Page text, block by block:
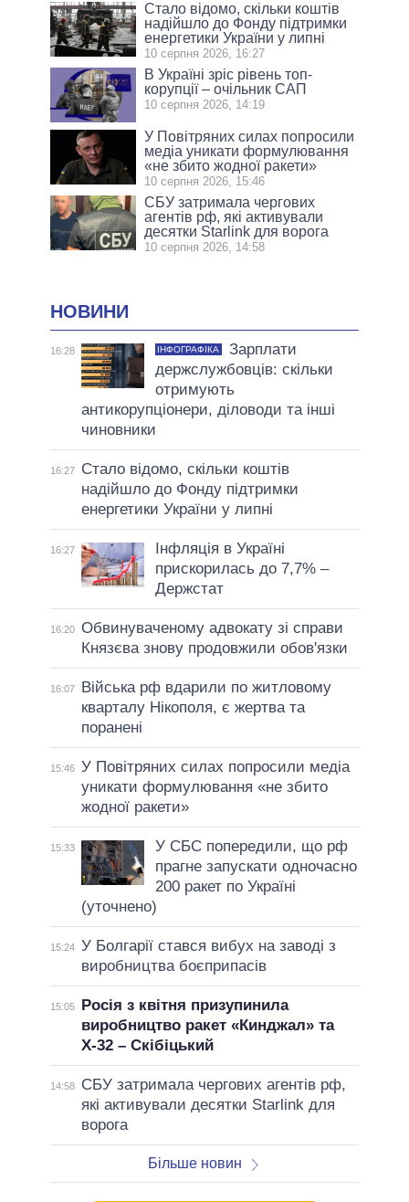
Стало відомо, скільки коштів
надійшло до Фонду підтримки
енергетики України у липні
10 серпня 2026, 16:27
В Україні зріс рівень топ-
корупції – очільник САП
10 серпня 2026, 14:19
У Повітряних силах попросили
медіа уникати формулювання
«не збито жодної ракети»
10 серпня 2026, 15:46
СБУ затримала чергових
агентів рф, які активували
десятки Starlink для ворога
10 серпня 2026, 14:58
НОВИНИ
16:28 ІНФОГРАФІКА
Зарплати
держслужбовців: скільки
отримують
антикорупціонери, діловоди та інші
чиновники
16:27
Стало відомо, скільки коштів
надійшло до Фонду підтримки
енергетики України у липні
16:27
Інфляція в Україні
прискорилась до 7,7% –
Держстат
16:20 Обвинуваченому адвокату зі справи
Князєва знову продовжили обов'язки
16:07
Війська рф вдарили по житловому
кварталу Нікополя, є жертва та
поранені
15:46 У Повітряних силах попросили медіа
уникати формулювання «не збито
жодної ракети»
15:33
У СБС попередили, що рф
прагне запускати одночасно
200 ракет по Україні
(уточнено)
15:24 У Болгарії стався вибух на заводі з
виробництва боєприпасів
15:05
Росія з квітня призупинила
виробництво ракет «Кинджал» та
Х-32 – Скібіцький
14:58
СБУ затримала чергових агентів рф,
які активували десятки Starlink для
ворога
Більше новин